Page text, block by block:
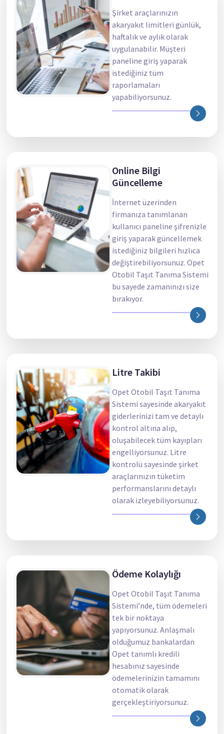
Şirket araçlarınızın
akaryakıt limitleri günlük,
haftalık ve aylık olarak
uygulanabilir. Müşteri
paneline giriş yaparak
istediğiniz tüm
raporlamaları
yapabiliyorsunuz.
Online Bilgi
Güncelleme
İnternet üzerinden
firmanıza tanımlanan
kullanıcı paneline şifrenizle
giriş yaparak güncellemek
istediğiniz bilgileri hızlıca
değiştirebiliyorsunuz. Opet
Otobil Taşıt Tanıma Sistemi
bu sayede zamanınızı size
bırakıyor.
Litre Takibi
Opet Otobil Taşıt Tanıma
Sistemi sayesinde akaryakıt
giderlerinizi tam ve detaylı
kontrol altına alıp,
oluşabilecek tüm kayıpları
engelliyorsunuz. Litre
kontrolü sayesinde şirket
araçlarınızın tüketim
performanslarını detaylı
olarak izleyebiliyorsunuz.
Ödeme Kolaylığı
Opet Otobil Taşıt Tanıma
Sistemi’nde, tüm ödemeleri
tek bir noktaya
yapıyorsunuz. Anlaşmalı
olduğumuz bankalardan
Opet tanımlı kredili
hesabınız sayesinde
ödemelerinizin tamamını
otomatik olarak
gerçekleştiriyorsunuz.